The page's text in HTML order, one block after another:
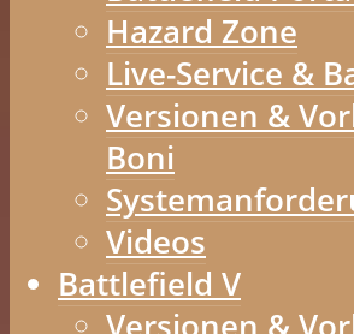
Hazard Zone
Live-Service &
Versionen &
Boni
Videos
Battlefield V